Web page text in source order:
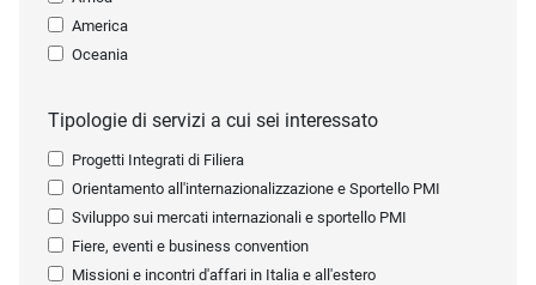
America
Oceania
Tipologie di servizi a cui sei interessato
Progetti Integrati di Filiera
Orientamento all'internazionalizzazione e Sportello PMI
Sviluppo sui mercati internazionali e sportello PMI
Fiere, eventi e business convention
Missioni e incontri d'affari in Italia e all'estero